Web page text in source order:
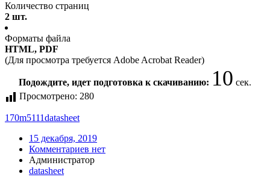
Количество страниц
2 шт.
Форматы файла
HTML, PDF
(Для просмотра требуется Adobe Acrobat Reader)
Подождите, идет подготовка к скачиванию: 10 сек.
Просмотрено: 280
170m5111datasheet
15 декабря, 2019
Комментариев нет
Администратор
datasheet